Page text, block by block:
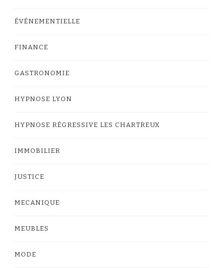
ÉVÉNEMENTIELLE
FINANCE
GASTRONOMIE
HYPNOSE LYON
HYPNOSE RÉGRESSIVE LES CHARTREUX
IMMOBILIER
JUSTICE
MECANIQUE
MEUBLES
MODE